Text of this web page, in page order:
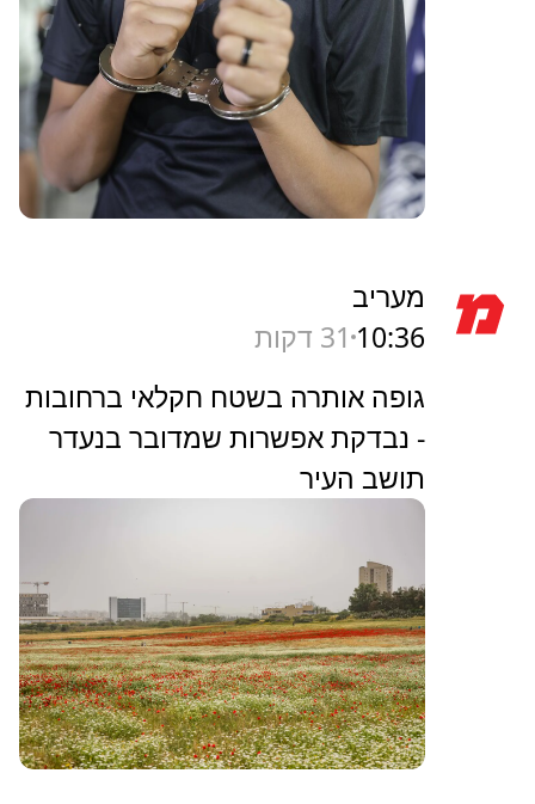
מעריב
10:36 31 דקות
גופה אותרה בשטח חקלאי ברחובות
- נבדקת אפשרות שמדובר בנעדר
תושב העיר